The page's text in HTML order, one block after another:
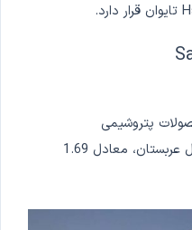
پتروشیمی
6.26 تریلیون ریال عربستان، معادل 1.69